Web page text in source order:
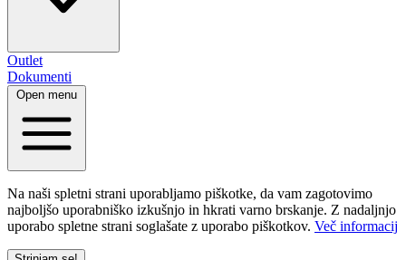
Outlet
Dokumenti
Open menu
Na naši spletni strani uporabljamo piškotke, da vam zagotovimo
najboljšo uporabniško izkušnjo in hkrati varno brskanje. Z nadaljnjo
uporabo spletne strani soglašate z uporabo piškotkov. Več informacij